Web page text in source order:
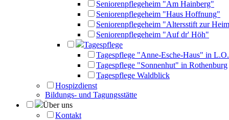
Seniorenpflegeheim "Am Hainberg"
Seniorenpflegeheim "Haus Hoffnung"
Seniorenpflegeheim "Altersstift zur
Seniorenpflegeheim "Auf dr' Höh"
Tagespflege
Tagespflege "Anne-Esche-Haus" in L.O.
Tagespflege "Sonnenhut" in Rothenburg
Tagespflege Waldblick
Hospizdienst
Bildungs- und Tagungsstätte
Über uns
Kontakt